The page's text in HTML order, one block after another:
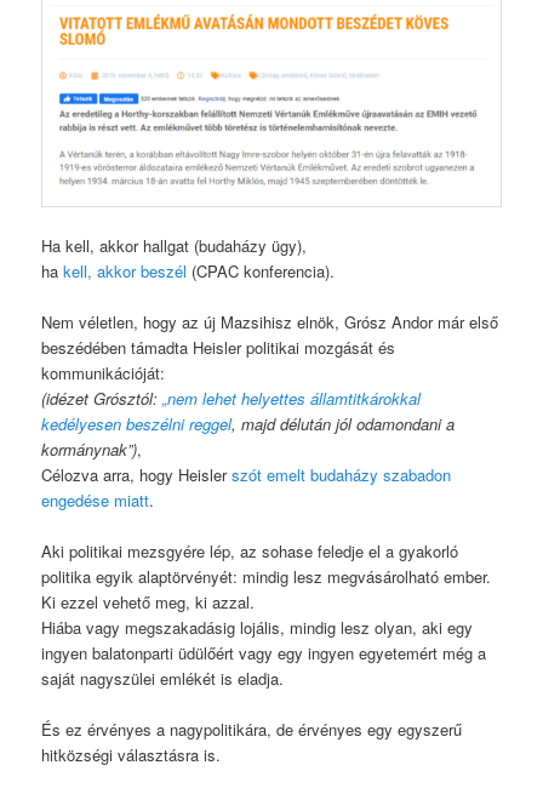
Ha kell, akkor hallgat (budaházy ügy),
hakell, akkor beszél (CPAC konferencia).
Nem véletlen, hogy az új Mazsihisz elnök, Grósz Andor már első
beszédében támadta Heisler politikai mozgását és
kommunikációját:
(idézet Grósztól:„nem lehet helyettes államtitkárokkal
kedélyesen beszélni reggel, majd délután jól odamondani a
kormánynak”),
Célozva arra, hogy Heislerszót emelt budaházy szabadon
engedése miatt.
Aki politikai mezsgyére lép, az sohase feledje el a gyakorló
politika egyik alaptörvényét: mindig lesz megvásárolható ember.
Ki ezzel vehető meg, ki azzal.
Hiába vagy megszakadásig lojális, mindig lesz olyan, aki egy
ingyen balatonparti üdülőért vagy egy ingyen egyetemért még a
saját nagyszülei emlékét is eladja.
És ez érvényes a nagypolitikára, de érvényes egy egyszerű
hitközségi választásra is.